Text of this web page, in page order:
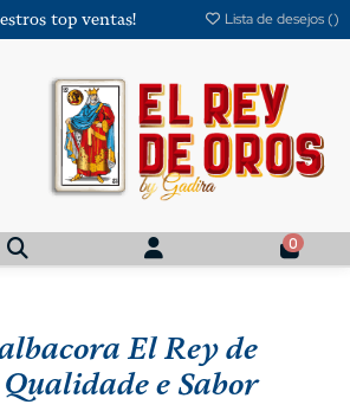
top ventas! Lista de desejos ()
0
El Rey de
e Sabor